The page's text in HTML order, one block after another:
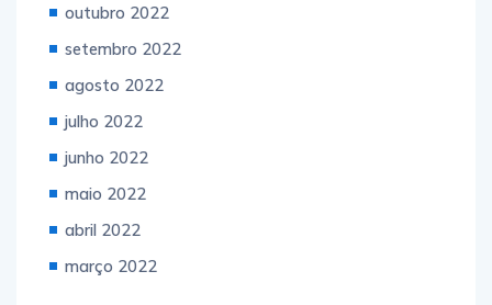
outubro 2022
setembro 2022
agosto 2022
julho 2022
junho 2022
maio 2022
abril 2022
março 2022